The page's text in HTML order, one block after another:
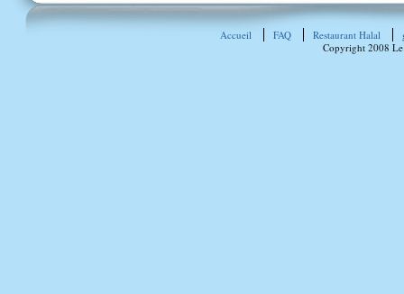
Accueil FAQ Restaurant Halal
Copyright 2008